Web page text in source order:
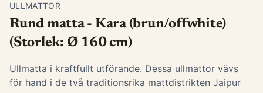
ULLMATTOR
Rund matta - Kara (brun/offwhite)
(Storlek: Ø 160 cm)
Ullmatta i kraftfullt utförande. Dessa ullmattor vävs
för hand i de två traditionsrika mattdistrikten Jaipur